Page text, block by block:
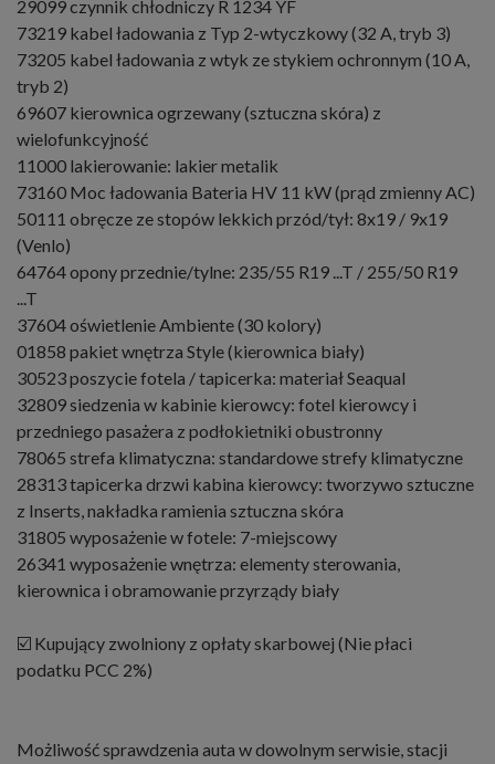
29099 czynnik chłodniczy R 1234 YF
73219 kabel ładowania z Typ 2-wtyczkowy (32 A, tryb 3)
73205 kabel ładowania z wtyk ze stykiem ochronnym (10 A,
tryb 2)
69607 kierownica ogrzewany (sztuczna skóra) z
wielofunkcyjność
11000 lakierowanie: lakier metalik
73160 Moc ładowania Bateria HV 11 kW (prąd zmienny AC)
50111 obręcze ze stopów lekkich przód/tył: 8x19 / 9x19
(Venlo)
64764 opony przednie/tylne: 235/55 R19 ...T / 255/50 R19
...T
37604 oświetlenie Ambiente (30 kolory)
01858 pakiet wnętrza Style (kierownica biały)
30523 poszycie fotela / tapicerka: materiał Seaqual
32809 siedzenia w kabinie kierowcy: fotel kierowcy i
przedniego pasażera z podłokietniki obustronny
78065 strefa klimatyczna: standardowe strefy klimatyczne
28313 tapicerka drzwi kabina kierowcy: tworzywo sztuczne
z Inserts, nakładka ramienia sztuczna skóra
31805 wyposażenie w fotele: 7-miejscowy
26341 wyposażenie wnętrza: elementy sterowania,
kierownica i obramowanie przyrządy biały
☑️ Kupujący zwolniony z opłaty skarbowej (Nie płaci
podatku PCC 2%)
Możliwość sprawdzenia auta w dowolnym serwisie, stacji